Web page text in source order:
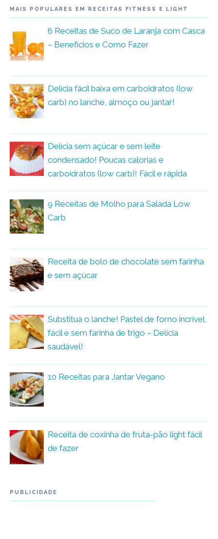
MAIS POPULARES EM RECEITAS FITNESS E LIGHT
6 Receitas de Suco de Laranja com Casca
– Benefícios e Como Fazer
Delícia fácil baixa em carboidratos (low
carb) no lanche, almoço ou jantar!
Delícia sem açúcar e sem leite
condensado! Poucas calorias e
carboidratos (low carb)! Fácil e rápida
9 Receitas de Molho para Salada Low
Carb
Receita de bolo de chocolate sem farinha
e sem açúcar
Substitua o lanche! Pastel de forno incrível,
fácil e sem farinha de trigo – Delícia
saudável!
10 Receitas para Jantar Vegano
Receita de coxinha de fruta-pão light fácil
de fazer
PUBLICIDADE